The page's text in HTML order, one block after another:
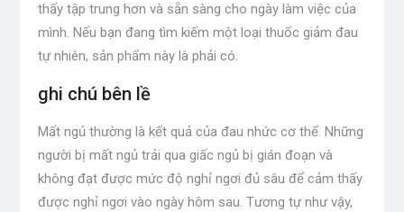
thấy tập trung hơn và sẵn sàng cho ngày làm việc của
mình. Nếu bạn đang tìm kiếm một loại thuốc giảm đau
tự nhiên, sản phẩm này là phải có.
ghi chú bên lề
Mất ngủ thường là kết quả của đau nhức cơ thể. Những
người bị mất ngủ trải qua giấc ngủ bị gián đoạn và
không đạt được mức độ nghỉ ngơi đủ sâu để cảm thấy
được nghỉ ngơi vào ngày hôm sau. Tương tự như vậy,